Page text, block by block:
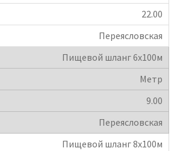
22.00
Переясловская
Пищевой шланг 6х100м
Метр
9.00
Переясловская
Пищевой шланг 8х100м